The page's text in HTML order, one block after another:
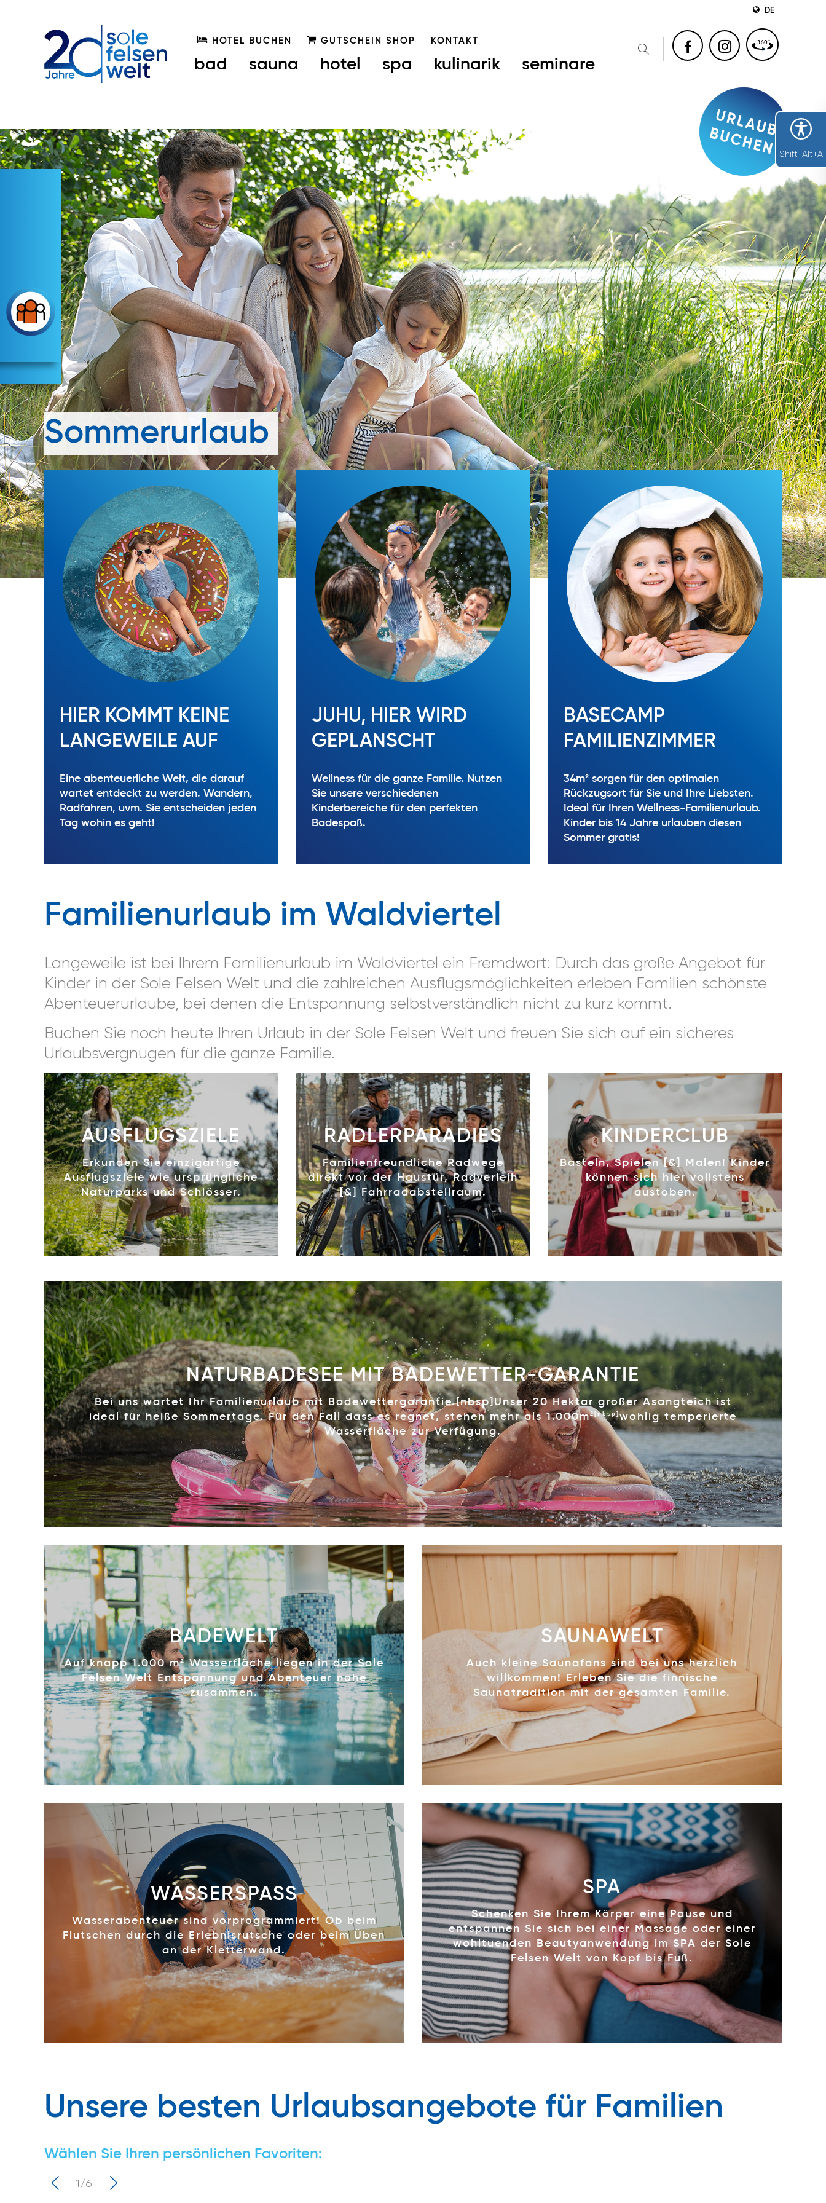
DE
HOTEL BUCHEN GUTSCHEIN SHOP KONTAKT
bad sauna hotel spa kulinarik seminare
Sommerurlaub
HIER KOMMT KEINE
LANGEWEILE AUF
Eine abenteuerliche Welt, die darauf
wartet entdeckt zu werden. Wandern,
Radfahren, uvm. Sie entscheiden jeden
Tag wohin es geht!
JUHU, HIER WIRD
GEPLANSCHT
Wellness für die ganze Familie. Nutzen
Sie unsere verschiedenen
Kinderbereiche für den perfekten
Badespaß.
BASECAMP
FAMILIENZIMMER
34m² sorgen für den optimalen
Rückzugsort für Sie und Ihre Liebsten.
Ideal für Ihren Wellness-Familienurlaub.
Kinder bis 14 Jahre urlauben diesen
Sommer gratis!
Familienurlaub im Waldviertel
Langeweile ist bei Ihrem Familienurlaub im Waldviertel ein Fremdwort: Durch das große Angebot für
Kinder in der Sole Felsen Welt und die zahlreichen Ausflugsmöglichkeiten erleben Familien schönste
Abenteuerurlaube, bei denen die Entspannung selbstverständlich nicht zu kurz kommt.
Buchen Sie noch heute Ihren Urlaub in der Sole Felsen Welt und freuen Sie sich auf ein sicheres
Urlaubsvergnügen für die ganze Familie.
AUSFLUGSZIELE
Erkunden Sie einzigartige
Ausflugsziele wie ursprüngliche
Naturparks und Schlösser.
RADLERPARADIES
Familienfreundliche Radwege
direkt vor der Haustür, Radverleih
[&] Fahrradabstellraum.
KINDERCLUB
Basteln, Spielen [&] Malen! Kinder
können sich hier vollstens
austoben.
NATURBADESEE MIT BADEWETTER-GARANTIE
Bei uns wartet Ihr Familienurlaub mit Badewettergarantie.[nbsp]Unser 20 Hektar großer Asangteich ist
ideal für heiße Sommertage. Für den Fall dass es regnet, stehen mehr als 1.000m2[nbsp] wohlig temperierte
Wasserfläche zur Verfügung.
BADEWELT
Auf knapp 1.000 m² Wasserfläche liegen in der Sole
Felsen Welt Entspannung und Abenteuer nahe
zusammen.
SAUNAWELT
Auch kleine Saunafans sind bei uns herzlich
willkommen! Erleben Sie die finnische
Saunatradition mit der gesamten Familie.
WASSERSPASS
Wasserabenteuer sind vorprogrammiert! Ob beim
Flutschen durch die Erlebnisrutsche oder beim Üben
an der Kletterwand.
SPA
Schenken Sie Ihrem Körper eine Pause und
entspannen Sie sich bei einer Massage oder einer
wohltuenden Beautyanwendung im SPA der Sole
Felsen Welt von Kopf bis Fuß.
Unsere besten Urlaubsangebote für Familien
Wählen Sie Ihren persönlichen Favoriten:
1/6
Shift+Alt+A